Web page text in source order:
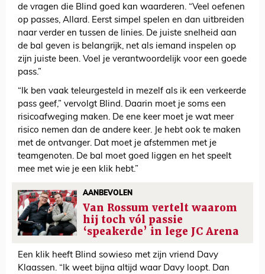
de vragen die Blind goed kan waarderen. “Veel oefenen
op passes, Allard. Eerst simpel spelen en dan uitbreiden
naar verder en tussen de linies. De juiste snelheid aan
de bal geven is belangrijk, net als iemand inspelen op
zijn juiste been. Voel je verantwoordelijk voor een goede
pass.”
“Ik ben vaak teleurgesteld in mezelf als ik een verkeerde
pass geef,” vervolgt Blind. Daarin moet je soms een
risicoafweging maken. De ene keer moet je wat meer
risico nemen dan de andere keer. Je hebt ook te maken
met de ontvanger. Dat moet je afstemmen met je
teamgenoten. De bal moet goed liggen en het speelt
mee met wie je een klik hebt.”
AANBEVOLEN
Van Rossum vertelt waarom
hij toch vól passie
‘speakerde’ in lege JC Arena
Een klik heeft Blind sowieso met zijn vriend Davy
Klaassen. “Ik weet bijna altijd waar Davy loopt. Dan